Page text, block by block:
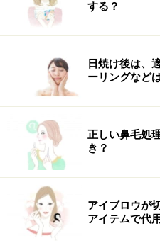
髪のクセ：なし～強い
■関連記事
ロングはオン眉で【こなれ
※記事内容は執筆時点のもので
【編集部おすすめの購入サイト】
Amazonで人気のヘア
する？
日焼け後は、
ーリングなど
正しい鼻毛処
き？
アイブロウが
アイテムで代